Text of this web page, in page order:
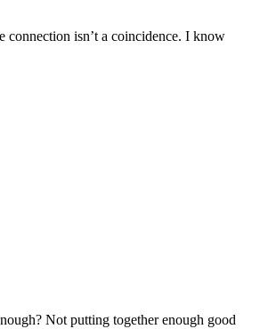
connection isn’t a coincidence. I know
Not putting together enough good